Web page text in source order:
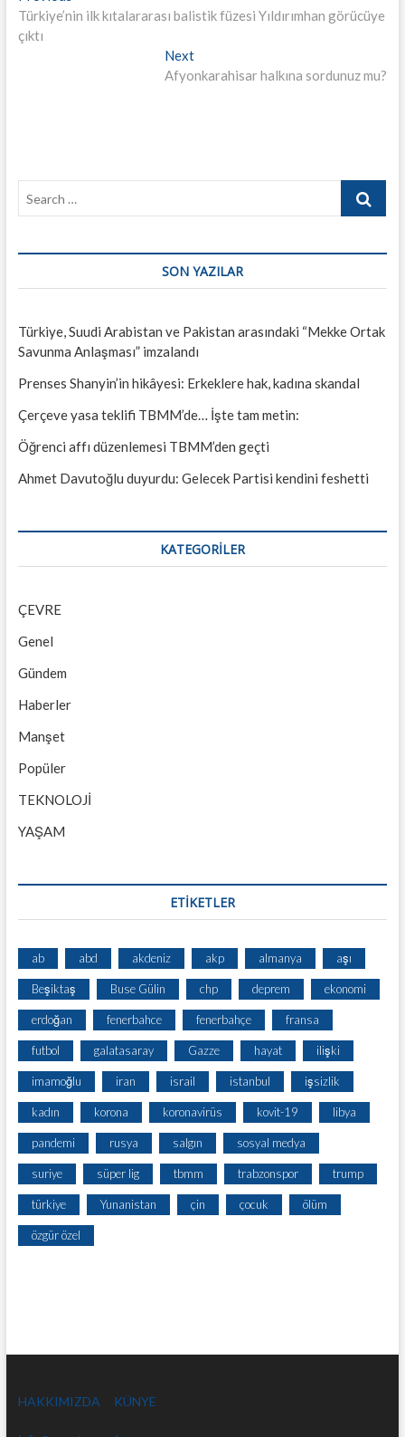
gezinmesi
post:
Türkiye’nin ilk kıtalararası balistik füzesi Yıldırımhan görücüye
çıktı
NextNext
post:
Afyonkarahisar halkına sordunuz mu?
Search
SON YAZILAR
Türkiye, Suudi Arabistan ve Pakistan arasındaki “Mekke Ortak
Savunma Anlaşması” imzalandı
Prenses Shanyin’in hikâyesi: Erkeklere hak, kadına skandal
Çerçeve yasa teklifi TBMM’de… İşte tam metin:
Öğrenci affı düzenlemesi TBMM’den geçti
Ahmet Davutoğlu duyurdu: Gelecek Partisi kendini feshetti
KATEGORILER
ÇEVRE
Genel
Gündem
Haberler
Manşet
Popüler
TEKNOLOJİ
YAŞAM
ETİKETLER
ab abd akdeniz akp almanya aşı
Beşiktaş Buse Gülin chp deprem ekonomi
erdoğan fenerbahce fenerbahçe fransa
futbol galatasaray Gazze hayat ilişki
imamoğlu iran israil istanbul işsizlik
kadın korona koronavirüs kovit-19 libya
pandemi rusya salgın sosyal medya
suriye süper lig tbmm trabzonspor trump
türkiye Yunanistan çin çocuk ölüm
özgür özel
HAKKIMIZDA KÜNYE